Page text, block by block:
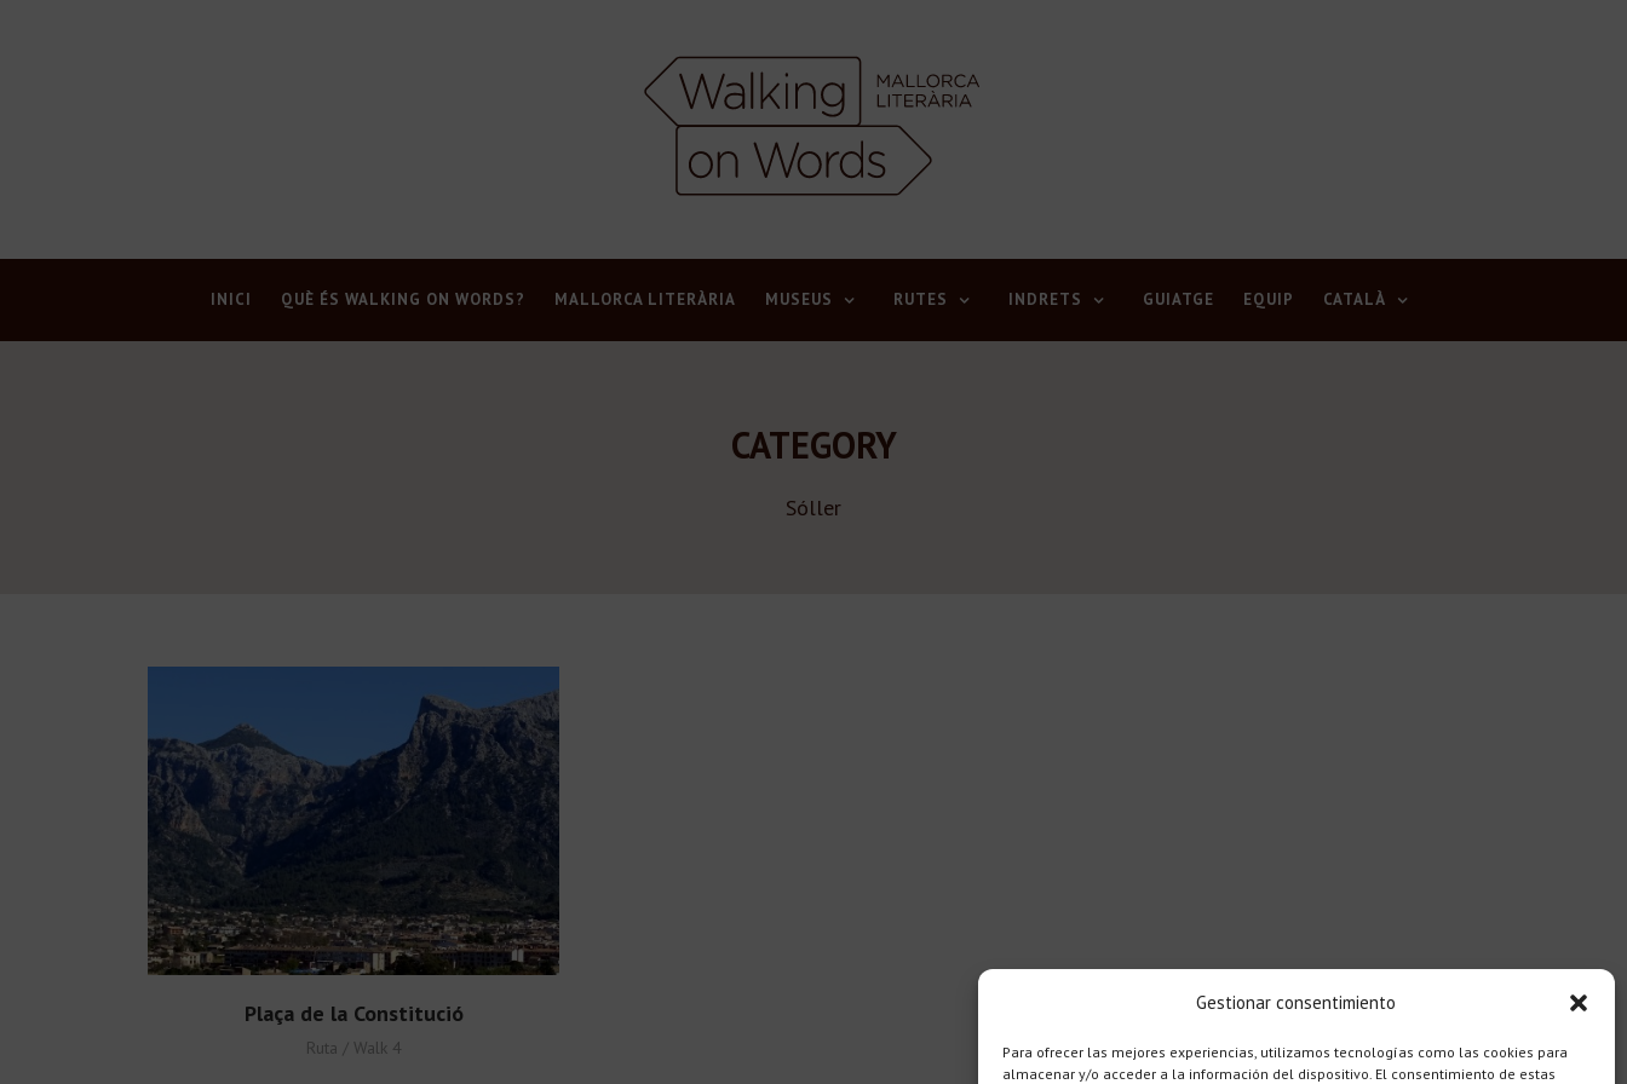
Gestionar consentimiento
Para ofrecer las mejores experiencias, utilizamos tecnologías como las cookies para
almacenar y/o acceder a la información del dispositivo. El consentimiento de estas
INICI QUÈ ÉS WALKING ON WORDS? MALLORCA LITERÀRIA MUSEUS RUTES INDRETS GUIATGE EQUIP CATALÀ
CATEGORY
Sóller
Plaça de la Constitució
Ruta / Walk 4